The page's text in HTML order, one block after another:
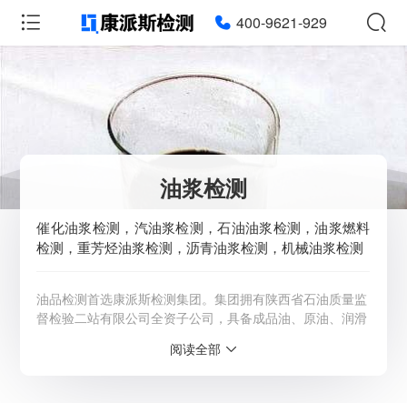
400-9621-929
油浆检测
催化油浆检测，汽油浆检测，石油油浆检测，油浆燃料
检测，重芳烃油浆检测，沥青油浆检测，机械油浆检测
油品检测首选康派斯检测集团。集团拥有陕西省石油质量监
督检验二站有限公司全资子公司，具备成品油、原油、润滑
设备。检测报告可用于质量监管、贸易结算、环保评估，权
阅读全部